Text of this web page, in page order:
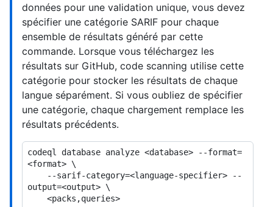
données pour une validation unique, vous devez
spécifier une catégorie SARIF pour chaque
ensemble de résultats généré par cette
commande. Lorsque vous téléchargez les
résultats sur GitHub, code scanning utilise cette
catégorie pour stocker les résultats de chaque
langue séparément. Si vous oubliez de spécifier
une catégorie, chaque chargement remplace les
résultats précédents.
codeql database analyze <database> --format=
<format> \
output=<output> \